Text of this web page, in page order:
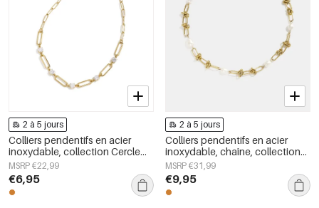
2 à 5 jours
Colliers pendentifs en acier
inoxydable, collection Cercle
Simple Daily Simple, bijoux pour
femmes
MSRP €22,99
€6,95
2 à 5 jours
Colliers pendentifs en acier
inoxydable, chaîne, collection
Simple Daily Simple, bijoux pour
femmes
MSRP €31,99
€9,95